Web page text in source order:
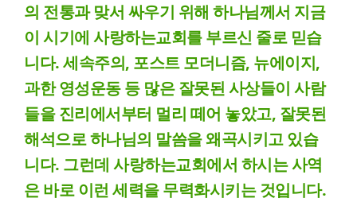
의 전통과 맞서 싸우기 위해 하나님께서 지금
이 시기에 사랑하는교회를 부르신 줄로 믿습
니다. 세속주의, 포스트 모더니즘, 뉴에이지,
과한 영성운동 등 많은 잘못된 사상들이 사람
들을 진리에서부터 멀리 떼어 놓았고, 잘못된
해석으로 하나님의 말씀을 왜곡시키고 있습
니다. 그런데 사랑하는교회에서 하시는 사역
은 바로 이런 세력을 무력화시키는 것입니다.